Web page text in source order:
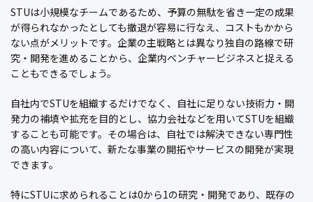
STUは小規模なチームであるため、予算の無駄を省き一定の成果
が得られなかったとしても撤退が容易に行なえ、コストもかから
ない点がメリットです。企業の主戦略とは異なり独自の路線で研
究・開発を進めることから、企業内ベンチャービジネスと捉える
こともできるでしょう。
自社内でSTUを組織するだけでなく、自社に足りない技術力・開
発力の補填や拡充を目的とし、協力会社などを用いてSTUを組織
することも可能です。その場合は、自社では解決できない専門性
の高い内容について、新たな事業の開拓やサービスの開発が実現
できます。
特にSTUに求められることは0から1の研究・開発であり、既存の